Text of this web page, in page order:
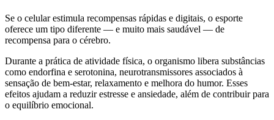
Se o celular estimula recompensas rápidas e digitais, o esporte
oferece um tipo diferente — e muito mais saudável — de
recompensa para o cérebro.
Durante a prática de atividade física, o organismo libera substâncias
como endorfina e serotonina, neurotransmissores associados à
sensação de bem-estar, relaxamento e melhora do humor. Esses
efeitos ajudam a reduzir estresse e ansiedade, além de contribuir para
o equilíbrio emocional.